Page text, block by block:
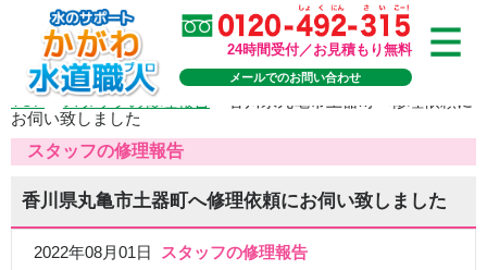
24時間受付／お見積もり無料
メールでのお問い合わせ
TOP>スタッフの修理報告
お伺い致しました
スタッフの修理報告
香川県丸亀市土器町へ修理依頼にお伺い致しました
2022年08月01日 スタッフの修理報告